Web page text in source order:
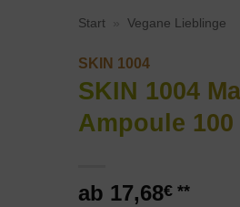
Start Vegane Lieblinge
SKIN 1004
SKIN 1004
Ampoule 100
17,68€